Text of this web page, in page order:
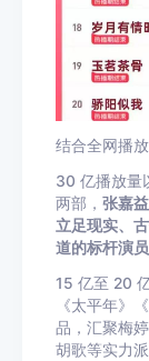
结合全网播
30 亿播放量
两部， 张嘉
立足现实、
道的标杆演
15 亿至 20
《太平年》
品，汇聚梅
胡歌等实力